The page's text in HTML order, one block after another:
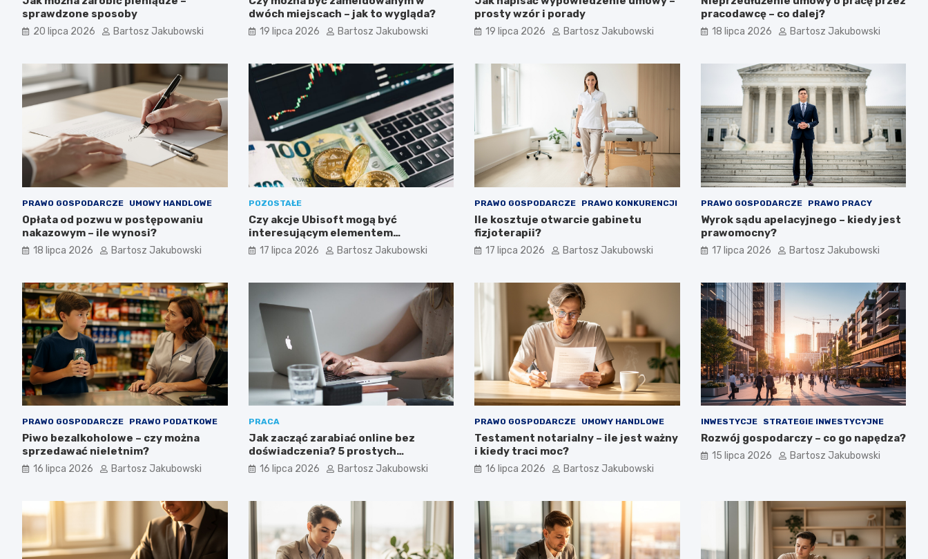
sprawdzone sposoby
20 lipca 2026 Bartosz Jakubowski
dwóch miejscach – jak to wygląda?
19 lipca 2026 Bartosz Jakubowski
prosty wzór i porady
19 lipca 2026 Bartosz Jakubowski
pracodawcę – co dalej?
18 lipca 2026 Bartosz Jakubowski
PRAWO GOSPODARCZE UMOWY HANDLOWE
Opłata od pozwu w postępowaniu
nakazowym – ile wynosi?
18 lipca 2026 Bartosz Jakubowski
POZOSTAŁE
Czy akcje Ubisoft mogą być
interesującym elementem
długoterminowego portfela
inwestycyjnego?
17 lipca 2026 Bartosz Jakubowski
PRAWO GOSPODARCZE PRAWO KONKURENCJI
Ile kosztuje otwarcie gabinetu
fizjoterapii?
17 lipca 2026 Bartosz Jakubowski
PRAWO GOSPODARCZE PRAWO PRACY
Wyrok sądu apelacyjnego – kiedy jest
prawomocny?
17 lipca 2026 Bartosz Jakubowski
PRAWO GOSPODARCZE PRAWO PODATKOWE
Piwo bezalkoholowe – czy można
sprzedawać nieletnim?
16 lipca 2026 Bartosz Jakubowski
PRACA
Jak zacząć zarabiać online bez
doświadczenia? 5 prostych
możliwości dla początkujących
16 lipca 2026 Bartosz Jakubowski
PRAWO GOSPODARCZE UMOWY HANDLOWE
Testament notarialny – ile jest ważny
i kiedy traci moc?
16 lipca 2026 Bartosz Jakubowski
INWESTYCJE STRATEGIE INWESTYCYJNE
Rozwój gospodarczy – co go napędza?
15 lipca 2026 Bartosz Jakubowski